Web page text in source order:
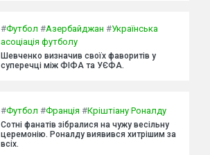
#Футбол #Азербайджан #Українська
асоціація футболу
Шевченко визначив своїх фаворитів у
суперечці між ФІФА та УЄФА.
#Футбол #Франція #Кріштіану Роналду
Сотні фанатів зібралися на чужу весільну
церемонію. Роналду виявився хитрішим за
всіх.